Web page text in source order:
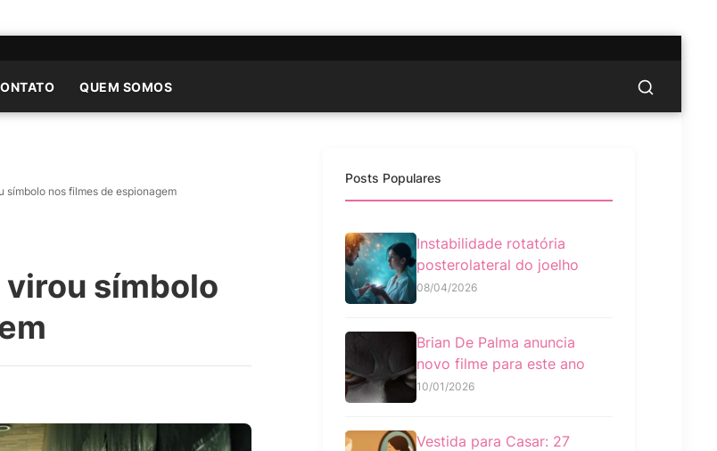
QUEM SOMOS
símbolo nos filmes de espionagem
virou símbolo
Posts Populares
Instabilidade rotatória
posterolateral do joelho
08/04/2026
Brian De Palma anuncia
novo filme para este ano
10/01/2026
Vestida para Casar: 27